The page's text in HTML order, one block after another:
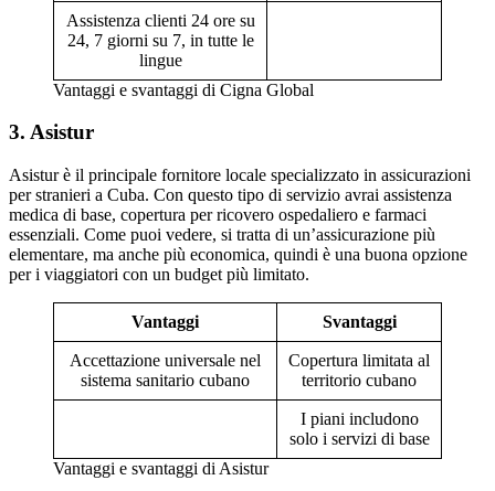
Assistenza clienti 24 ore su
24, 7 giorni su 7, in tutte le
lingue
Vantaggi e svantaggi di Cigna Global
3. Asistur
Asistur è il principale fornitore locale specializzato in assicurazioni
per stranieri a Cuba. Con questo tipo di servizio avrai assistenza
medica di base, copertura per ricovero ospedaliero e farmaci
essenziali. Come puoi vedere, si tratta di un’assicurazione più
elementare, ma anche più economica, quindi è una buona opzione
per i viaggiatori con un budget più limitato.
Vantaggi Svantaggi
Accettazione universale nel
sistema sanitario cubano
Copertura limitata al
territorio cubano
I piani includono
solo i servizi di base
Vantaggi e svantaggi di Asistur